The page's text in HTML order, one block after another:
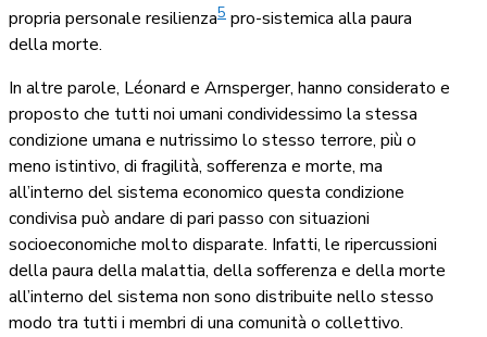
propria personale resilienza5 pro-sistemica alla paura
della morte.
In altre parole, Léonard e Arnsperger, hanno considerato e
proposto che tutti noi umani condividessimo la stessa
condizione umana e nutrissimo lo stesso terrore, più o
meno istintivo, di fragilità, sofferenza e morte, ma
all’interno del sistema economico questa condizione
condivisa può andare di pari passo con situazioni
socioeconomiche molto disparate. Infatti, le ripercussioni
della paura della malattia, della sofferenza e della morte
all’interno del sistema non sono distribuite nello stesso
modo tra tutti i membri di una comunità o collettivo.